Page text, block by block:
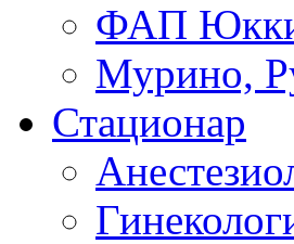
ФАП
Мурино,
Стационар